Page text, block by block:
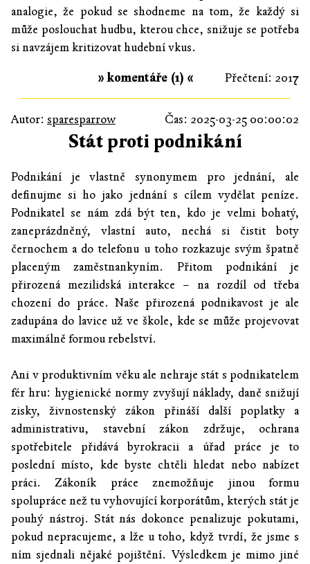
analogie, že pokud se shodneme na tom, že každý si
může poslouchat hudbu, kterou chce, snižuje se potřeba
si navzájem kritizovat hudební vkus.
Přečtení: 2017
» komentáře (1) «
Autor: sparesparrow Čas: 2025-03-25 00:00:02
Stát proti podnikání
Podnikání je vlastně synonymem pro jednání, ale
definujme si ho jako jednání s cílem vydělat peníze.
Podnikatel se nám zdá být ten, kdo je velmi bohatý,
zaneprázdněný, vlastní auto, nechá si čistit boty
černochem a do telefonu u toho rozkazuje svým špatně
placeným zaměstnankyním. Přitom podnikání je
přirozená mezilidská interakce – na rozdíl od třeba
chození do práce. Naše přirozená podnikavost je ale
zadupána do lavice už ve škole, kde se může projevovat
maximálně formou rebelství.
Ani v produktivním věku ale nehraje stát s podnikatelem
fér hru: hygienické normy zvyšují náklady, daně snižují
zisky, živnostenský zákon přináší další poplatky a
administrativu, stavební zákon zdržuje, ochrana
spotřebitele přidává byrokracii a úřad práce je to
poslední místo, kde byste chtěli hledat nebo nabízet
práci. Zákoník práce znemožňuje jinou formu
spolupráce než tu vyhovující korporátům, kterých stát je
pouhý nástroj. Stát nás dokonce penalizuje pokutami,
pokud nepracujeme, a lže u toho, když tvrdí, že jsme s
ním sjednali nějaké pojištění. Výsledkem je mimo jiné